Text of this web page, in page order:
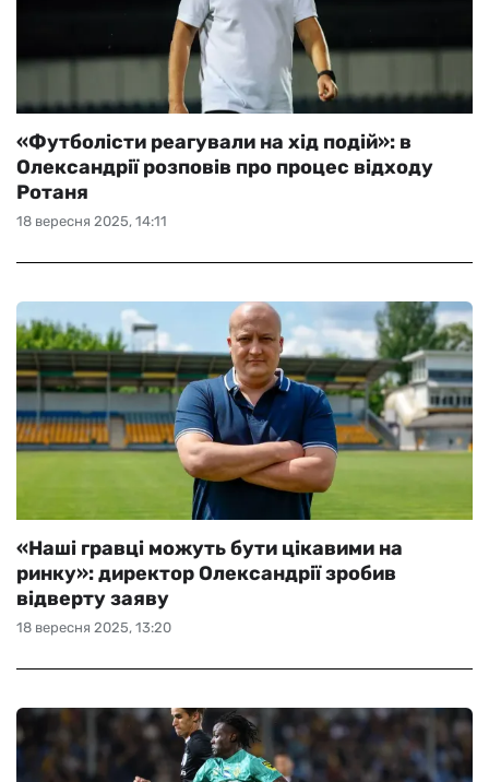
18 вересня 2025, 14:11
«Футболісти реагували на хід подій»: в
Олександрії розповів про процес відходу
Ротаня
18 вересня 2025, 13:20
«Наші гравці можуть бути цікавими на
ринку»: директор Олександрії зробив
відверту заяву